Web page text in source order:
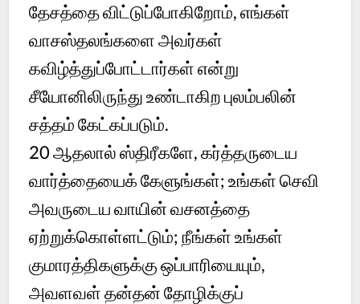
தேசத்தை விட்டுப்போகிறோம், எங்கள்
வாசஸ்தலங்களை அவர்கள்
கவிழ்த்துப்போட்டார்கள் என்று
சீயோனிலிருந்து உண்டாகிற புலம்பலின்
சத்தம் கேட்கப்படும்.
20 ஆதலால் ஸ்திரீகளே, கர்த்தருடைய
வார்த்தையைக் கேளுங்கள்; உங்கள் செவி
அவருடைய வாயின் வசனத்தை
ஏற்றுக்கொள்ளட்டும்; நீங்கள் உங்கள்
குமாரத்திகளுக்கு ஒப்பாரியையும்,
அவளவள் தன்தன் தோழிக்குப்